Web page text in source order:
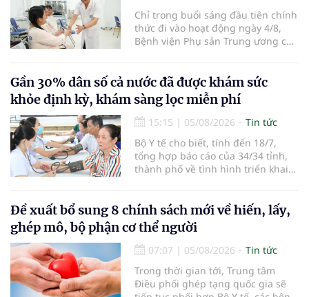
Chỉ trong buổi sáng đầu tiên chính
thức đi vào hoạt động ngày 4/8,
Bệnh viện Phụ sản Trung ương cơ
em bé đầu tiên chào đời.
Gần 30% dân số cả nước đã được khám sức
khỏe định kỳ, khám sàng lọc miễn phí
15:15 | 05/08/2026
Tin tức
Bộ Y tế cho biết, tính đến 18/7,
tổng hợp báo cáo của 34/34 tỉnh,
thành phố về tình hình triển khai
nhận 32.286.360 người, chiếm gần
30% dân số cả nước đã được khám
sức khỏe định kỳ năm nay.
Đề xuất bổ sung 8 chính sách mới về hiến, lấy,
ghép mô, bộ phận cơ thể người
07:07 | 05/08/2026
Tin tức
Trong thời gian tới, Trung tâm
Điều phối ghép tạng quốc gia sẽ